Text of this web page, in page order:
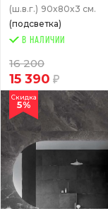
(ш.в.г.) 90x80x3 см.
(подсветка)
В НАЛИЧИИ
16 200
15 390
Скидка
5%